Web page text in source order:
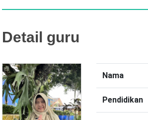
Detail guru
Nama
Pendidikan